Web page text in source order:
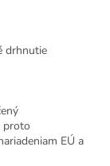
drhnutie
proto
EÚ a